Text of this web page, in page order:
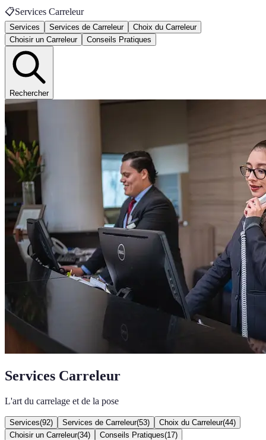
📋Services Carreleur
Services Services de Carreleur
Choix du Carreleur
Choisir un Carreleur
Conseils Pratiques
Rechercher
Services Carreleur
L'art du carrelage et de la pose
Services(92) Services de Carreleur(53) Choix du Carreleur(44)
Choisir un Carreleur(34) Conseils Pratiques(17)